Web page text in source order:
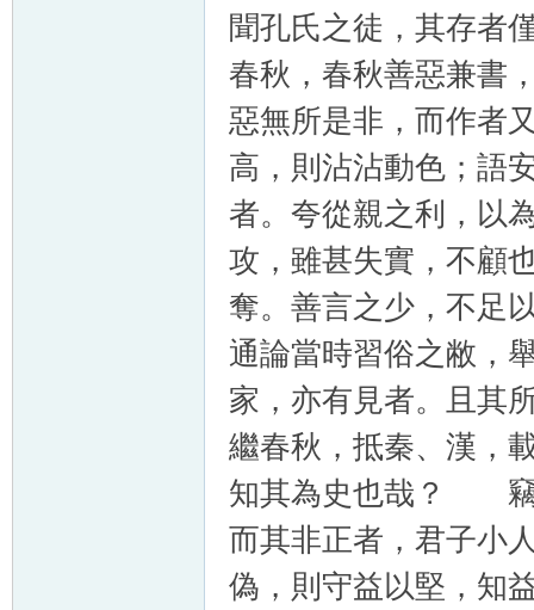
聞孔氏之徒，其存者
春秋，春秋善惡兼書
惡無所是非，而作者
高，則沾沾動色；語
者。夸從親之利，以
攻，雖甚失實，不顧
奪。善言之少，不足
通論當時習俗之敝，
家，亦有見者。且其
繼春秋，抵秦、漢，
知其為史也哉？ 竊
而其非正者，君子小
偽，則守益以堅，知